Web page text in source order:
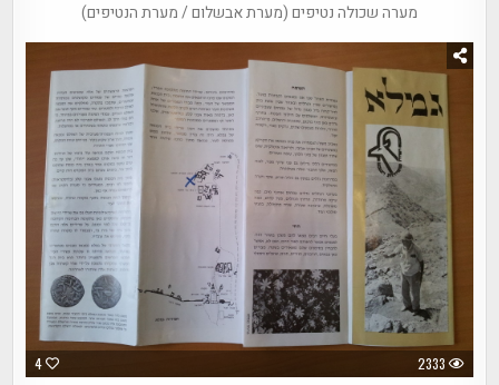
מערה שכולה נטיפים (מערת אבשלום / מערת הנטיפים)
4 2333